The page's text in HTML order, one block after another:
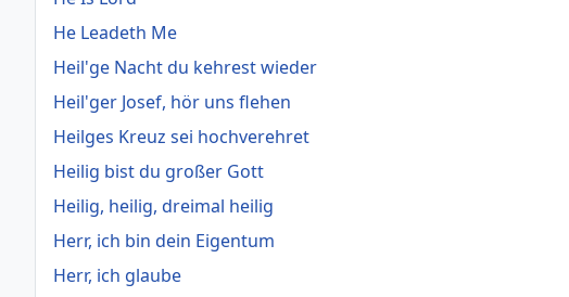
He Leadeth Me
Heil'ge Nacht du kehrest wieder
Heil'ger Josef, hör uns flehen
Heilges Kreuz sei hochverehret
Heilig bist du großer Gott
Heilig, heilig, dreimal heilig
Herr, ich bin dein Eigentum
Herr, ich glaube